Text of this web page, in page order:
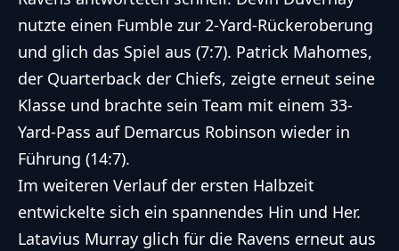
nutzte einen Fumble zur 2-Yard-Rückeroberung
und glich das Spiel aus (7:7). Patrick Mahomes,
der Quarterback der Chiefs, zeigte erneut seine
Klasse und brachte sein Team mit einem 33-
Yard-Pass auf Demarcus Robinson wieder in
Führung (14:7).
Im weiteren Verlauf der ersten Halbzeit
entwickelte sich ein spannendes Hin und Her.
Latavius Murray glich für die Ravens erneut aus